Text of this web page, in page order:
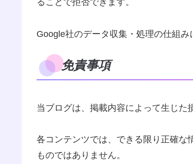
ることで拒否できます。
Google社のデータ収集・処理の仕組み
免責事項
当ブログは、掲載内容によって生じた
各コンテンツでは、できる限り正確な
ものではありません。